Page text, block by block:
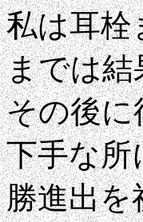
私は耳栓
までは結
その後に
下手な所
勝進出を